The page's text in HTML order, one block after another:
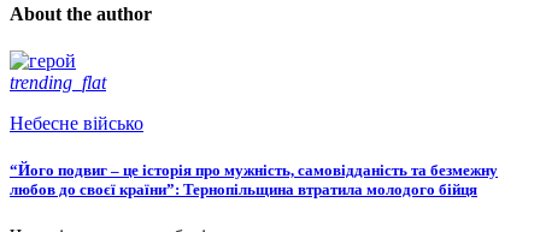
About the author
trending_flat
Небесне військо
“Його подвиг – це історія про мужність, самовідданість та безмежну
любов до своєї країни”: Тернопільщина втратила молодого бійця